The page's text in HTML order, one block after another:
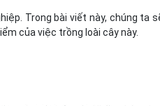
Trong bài viết này, chúng ta
của việc trồng loài cây này.